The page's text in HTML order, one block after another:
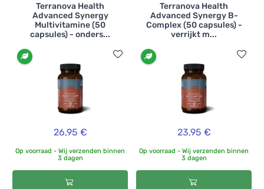
Terranova Health
Advanced Synergy
Multivitamine (50
capsules) - onders...
26,95 €
Op voorraad - Wij verzenden binnen
3 dagen
Terranova Health
Advanced Synergy B-
Complex (50 capsules) -
verrijkt m...
23,95 €
Op voorraad - Wij verzenden binnen
3 dagen